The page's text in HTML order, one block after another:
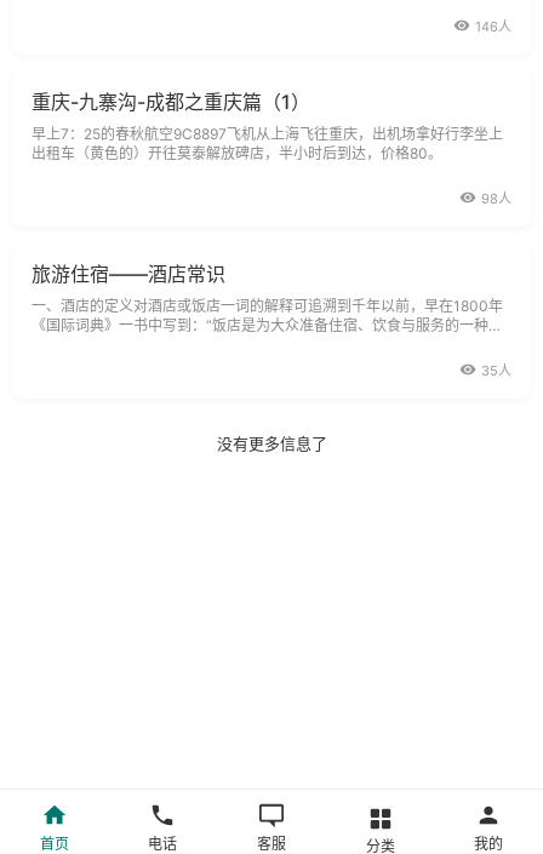
成找，只是要避开过年那几天。如果晚上到，可以在网上先定一天，第二天
146人
重庆-九寨沟-成都之重庆篇（1）
早上7：25的春秋航空9C8897飞机从上海飞往重庆，出机场拿好行李坐上
出租车（黄色的）开往莫泰解放碑店，半小时后到达，价格80。
98人
旅游住宿——酒店常识
一、酒店的定义对酒店或饭店一词的解释可追溯到千年以前，早在1800年
《国际词典》一书中写到：“饭店是为大众准备住宿、饮食与服务的一种建
35人
没有更多信息了
首页 电话 客服 分类 我的